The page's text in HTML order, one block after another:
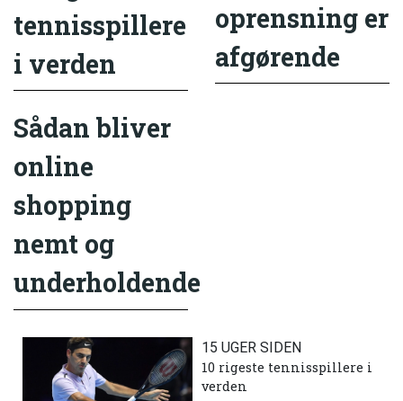
tennisspillere
i verden
oprensning er
afgørende
Sådan bliver
online
shopping
nemt og
underholdende
15 UGER SIDEN
10 rigeste tennisspillere i
verden